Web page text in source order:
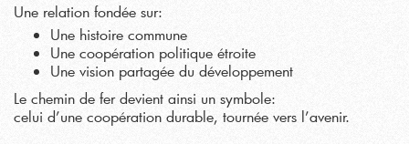
Une relation fondée sur:
Une histoire commune
Une coopération politique étroite
Une vision partagée du développement
Le chemin de fer devient ainsi un symbole:
celui d’une coopération durable, tournée vers l’avenir.